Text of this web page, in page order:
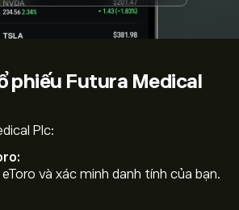
phiếu Futura Medical
Plc:
và xác minh danh tính của bạn.